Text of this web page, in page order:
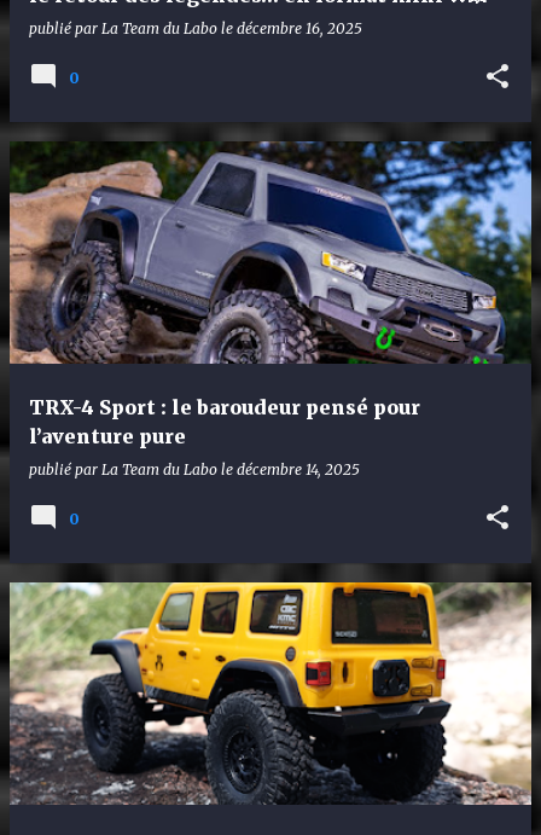
publié par La Team du Labo le décembre 16, 2025
0
TRX-4 Sport : le baroudeur pensé pour
l’aventure pure
publié par La Team du Labo le décembre 14, 2025
0